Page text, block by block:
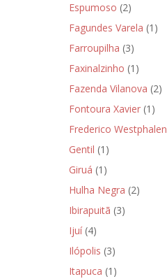
Espumoso (2)
Fagundes Varela (1)
Farroupilha (3)
Faxinalzinho (1)
Fazenda Vilanova (2)
Fontoura Xavier (1)
Frederico Westphalen
Gentil (1)
Giruá (1)
Hulha Negra (2)
Ibirapuitã (3)
Ijuí(4)
Ilópolis (3)
Itapuca (1)